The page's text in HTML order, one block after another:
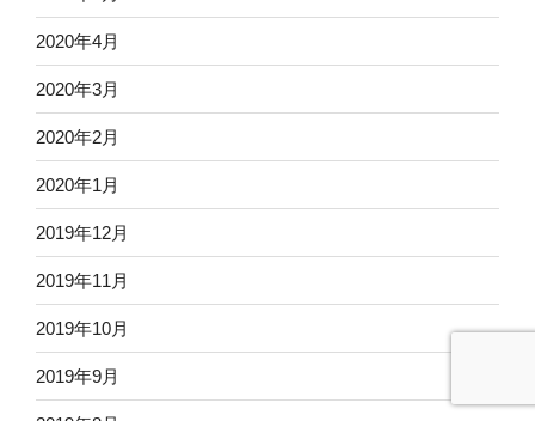
2020年4月
2020年3月
2020年2月
2020年1月
2019年12月
2019年11月
2019年10月
2019年9月